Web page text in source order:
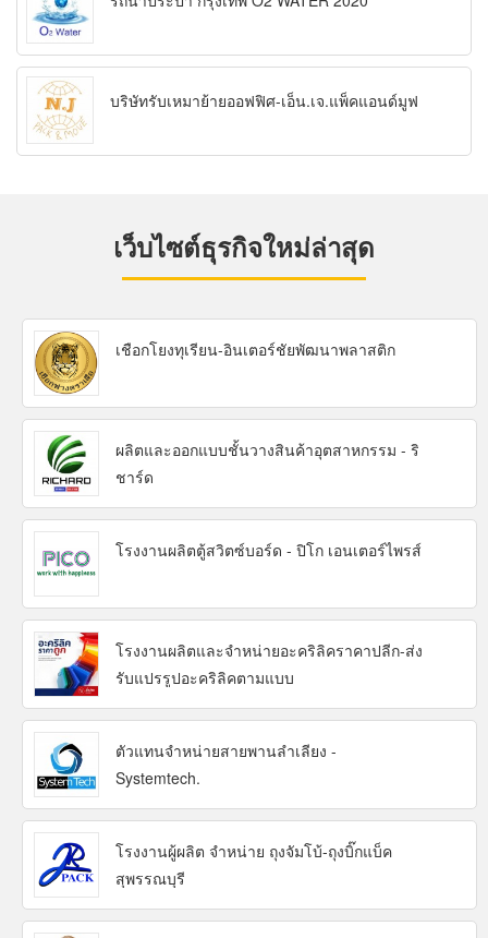
บริษัทรับเหมาย้ายออฟฟิศ-เอ็น.เจ.แพ็คแอนด์มูฟ
เว็บไซต์ธุรกิจใหม่ล่าสุด
เชือกโยงทุเรียน-อินเตอร์ชัยพัฒนาพลาสติก
ผลิตและออกแบบชั้นวางสินค้าอุตสาหกรรม - ริ
ชาร์ด
โรงงานผลิตตู้สวิตซ์บอร์ด - ปิโก เอนเตอร์ไพรส์
โรงงานผลิตและจำหน่ายอะคริลิคราคาปลีก-ส่ง
รับแปรรูปอะคริลิคตามแบบ
ตัวแทนจำหน่ายสายพานลำเลียง -
Systemtech.
โรงงานผู้ผลิต จำหน่าย ถุงจัมโบ้-ถุงบิ๊กแบ็ค
สุพรรณบุรี